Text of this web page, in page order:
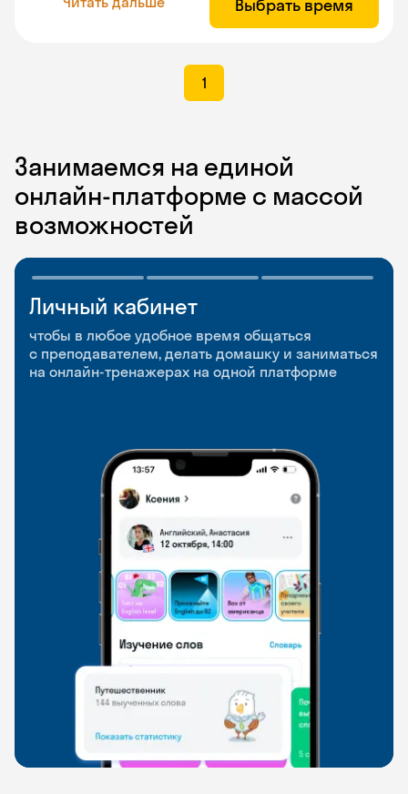
Выбрать время
1
Занимаемся на единой
онлайн-платформе с массой
возможностей
Личный кабинет
чтобы в любое удобное время общаться
с преподавателем, делать домашку и заниматься
на онлайн-тренажерах на одной платформе
Мобильное
приложение
чтобы заниматься и изучать новые слова где
и когда удобно
Разговорные клубы
и Talks
Групповые занятия для разговорной практики
и индивидуальные встречи с преподавателями